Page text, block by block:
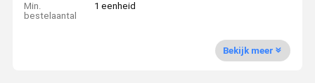
Min.
bestelaantal
1 eenheid
Bekijk meer